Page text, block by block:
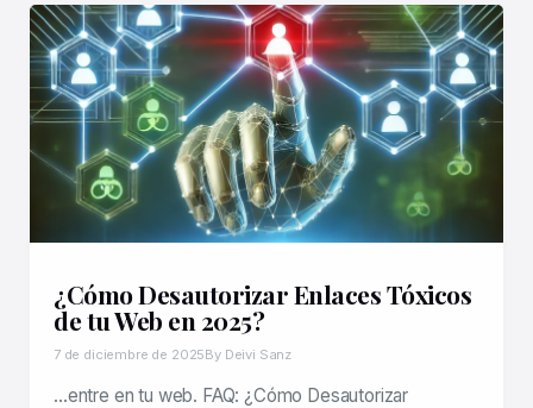
¿Cómo Desautorizar Enlaces Tóxicos
de tu Web en 2025?
7 de diciembre de 2025By Deivi Sanz
…entre en tu web. FAQ: ¿Cómo Desautorizar